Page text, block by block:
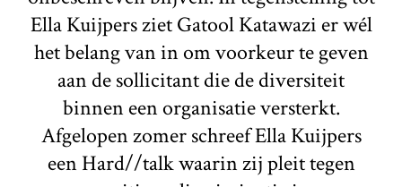
Ella Kuijpers ziet Gatool Katawazi er wél
het belang van in om voorkeur te geven
aan de sollicitant die de diversiteit
binnen een organisatie versterkt.
Afgelopen zomer schreef Ella Kuijpers
een Hard//talk waarin zij pleit tegen